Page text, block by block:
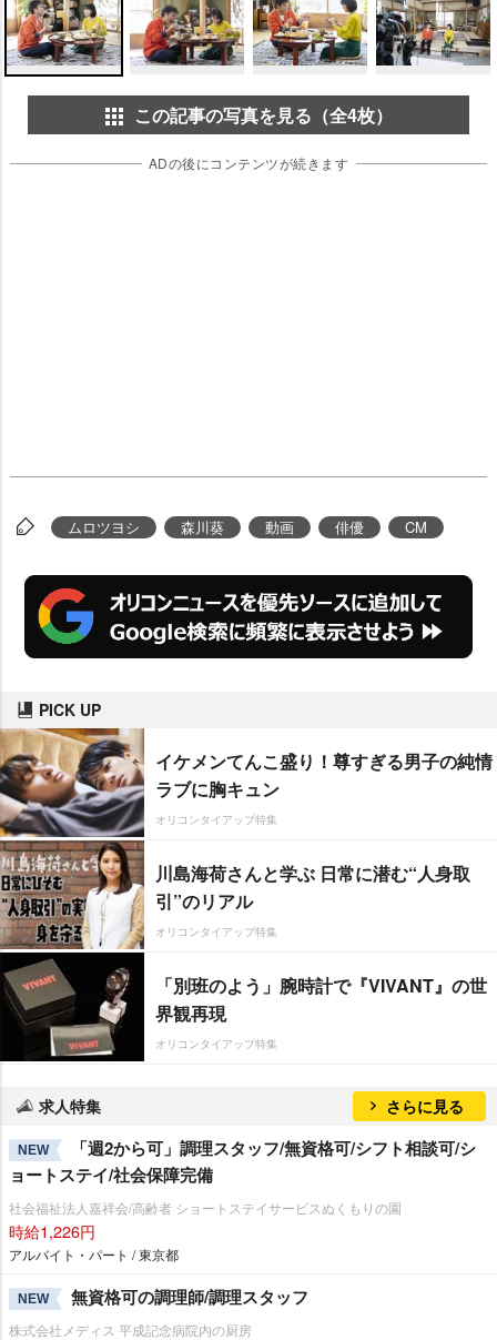
この記事の写真を見る（全4枚）
ADの後にコンテンツが続きます
ムロツヨシ 森川葵 動画 俳優 CM
PICK UP
イケメンてんこ盛り！尊すぎる男子の純情
ラブに胸キュン
オリコンタイアップ特集
川島海荷さんと学ぶ 日常に潜む“人身取
引”のリアル
オリコンタイアップ特集
「別班のよう」腕時計で『VIVANT』の世
界観再現
オリコンタイアップ特集
求人特集 さらに見る
NEW
「週2から可」調理スタッフ/無資格可/シフト相談可/シ
ョートステイ/社会保障完備
社会福祉法人嘉祥会/高齢者 ショートステイサービスぬくもりの園
時給1,226円
アルバイト・パート / 東京都
NEW 無資格可の調理師/調理スタッフ
株式会社メディス 平成記念病院内の厨房